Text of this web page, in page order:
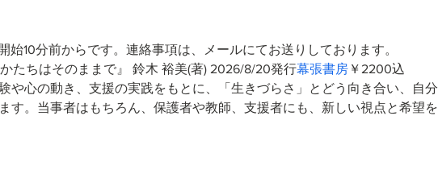
始10分前からです。連絡事項は、メールにてお送りしております。
たちはそのままで』 鈴木 裕美(著) 2026/8/20発行幕張書房￥2200込
や心の動き、支援の実践をもとに、「生きづらさ」とどう向き合い、自分
す。当事者はもちろん、保護者や教師、支援者にも、新しい視点と希望を